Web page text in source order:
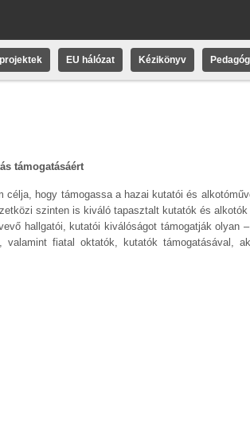
EU hálózat Kézikönyv
támogatásáért
hogy támogassa a hazai kutatói és
szinten is kiváló tapasztalt kutatók és
hallgatói, kutatói kiválóságot támogatják olyan
fiatal oktatók, kutatók támogatásával,